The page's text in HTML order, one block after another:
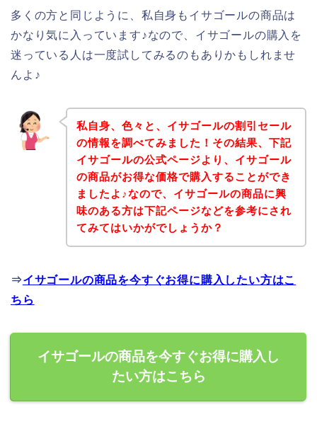
多くの方と同じように、私自身もイサゴールの商品は
かなり気に入っています♪なので、イサゴールの購入を
迷っている人は一度試してみるのもありかもしれませ
んよ♪
私自身、色々と、イサゴールの割引セール
の情報を調べてみました！その結果、下記
イサゴールの公式ページより、イサゴール
の商品がお得な価格で購入することができ
ましたよ♪なので、イサゴールの商品に興
味のある方は下記ページなどを参考にされ
てみてはいかがでしょうか？
⇒イサゴールの商品を今すぐお得に購入したい方はこ
ちら
イサゴールの商品を今すぐお得に購入し
たい方はこちら